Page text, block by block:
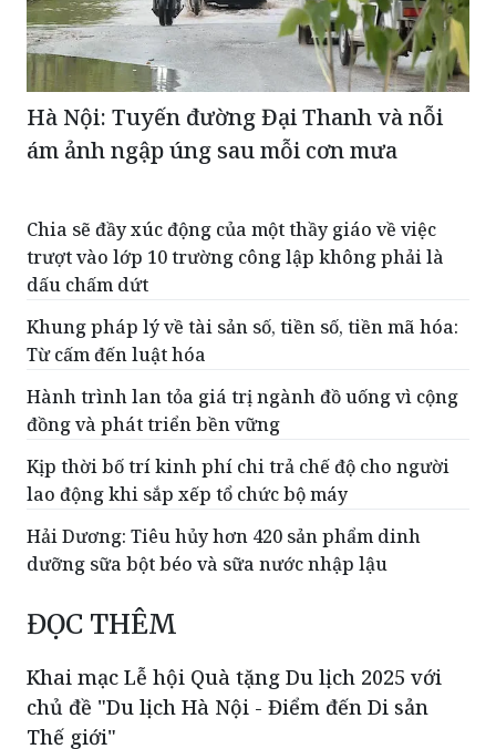
Hà Nội: Tuyến đường Đại Thanh và nỗi
ám ảnh ngập úng sau mỗi cơn mưa
Chia sẽ đầy xúc động của một thầy giáo về việc
trượt vào lớp 10 trường công lập không phải là
dấu chấm dứt
Khung pháp lý về tài sản số, tiền số, tiền mã hóa:
Từ cấm đến luật hóa
Hành trình lan tỏa giá trị ngành đồ uống vì cộng
đồng và phát triển bền vững
Kịp thời bố trí kinh phí chi trả chế độ cho người
lao động khi sắp xếp tổ chức bộ máy
Hải Dương: Tiêu hủy hơn 420 sản phẩm dinh
dưỡng sữa bột béo và sữa nước nhập lậu
ĐỌC THÊM
Khai mạc Lễ hội Quà tặng Du lịch 2025 với
chủ đề "Du lịch Hà Nội - Điểm đến Di sản
Thế giới"